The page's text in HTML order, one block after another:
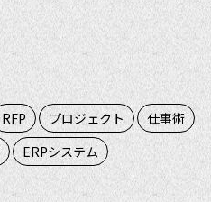
RFP プロジェクト
仕事術
ERPシステム